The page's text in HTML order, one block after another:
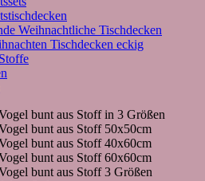
Weihnachtliche Tischdecken
Tischdecken eckig